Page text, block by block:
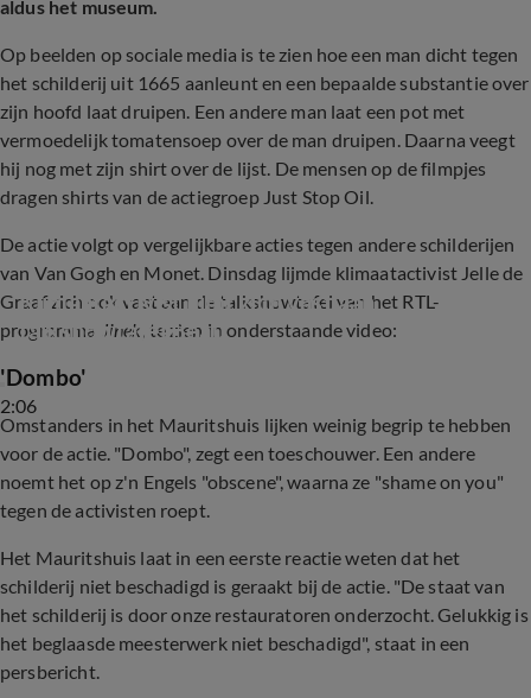
aldus het museum.
Op beelden op sociale media is te zien hoe een man dicht tegen
het schilderij uit 1665 aanleunt en een bepaalde substantie over
zijn hoofd laat druipen. Een andere man laat een pot met
vermoedelijk tomatensoep over de man druipen. Daarna veegt
hij nog met zijn shirt over de lijst. De mensen op de filmpjes
dragen shirts van de actiegroep Just Stop Oil.
De actie volgt op vergelijkbare acties tegen andere schilderijen
van Van Gogh en Monet. Dinsdag lijmde klimaatactivist Jelle de
Graaf zich ook vast aan de talkshowtafel van het RTL-
programma Jinek, te zien in onderstaande video:
2:06
Klimaatactivist lijmt zich vast aan
talkshowtafel Beau
'Dombo'
Omstanders in het Mauritshuis lijken weinig begrip te hebben
voor de actie. "Dombo", zegt een toeschouwer. Een andere
noemt het op z'n Engels "obscene", waarna ze "shame on you"
tegen de activisten roept.
Het Mauritshuis laat in een eerste reactie weten dat het
schilderij niet beschadigd is geraakt bij de actie. "De staat van
het schilderij is door onze restauratoren onderzocht. Gelukkig is
het beglaasde meesterwerk niet beschadigd", staat in een
persbericht.